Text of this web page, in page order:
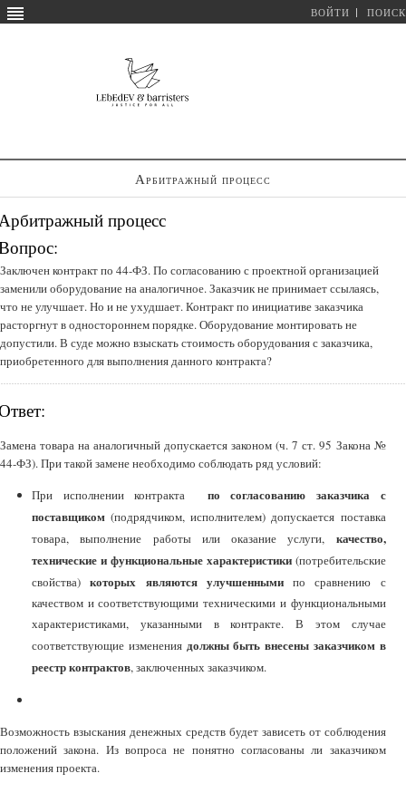
ВОЙТИ ПОИСК
Арбитражный процесс
процесс
Заключен контракт по 44-ФЗ. По согласованию с проектной организацией
заменили оборудование на аналогичное. Заказчик не принимает ссылаясь,
что не улучшает. Но и не ухудшает. Контракт по инициативе заказчика
расторгнут в одностороннем порядке. Оборудование монтировать не
допустили. В суде можно взыскать стоимость оборудования с заказчика,
приобретенного для выполнения данного контракта?
Замена товара на аналогичный допускается законом (ч. 7 ст. 95 Закона №
44-ФЗ). При такой замене необходимо соблюдать ряд условий:
При исполнении контракта по согласованию заказчика с
поставщиком (подрядчиком, исполнителем) допускается поставка
товара, выполнение работы или оказание услуги, качество,
технические и функциональные характеристики(потребительские
свойства)которых являются улучшеннымипо сравнению с
качеством и соответствующими техническими и функциональными
характеристиками, указанными в контракте. В этом случае
соответствующие изменения должны быть внесены заказчиком в
реестр контрактов, заключенных заказчиком.
Возможность взыскания денежных средств будет зависеть от соблюдения
положений закона. Из вопроса не понятно согласованы ли заказчиком
изменения проекта.